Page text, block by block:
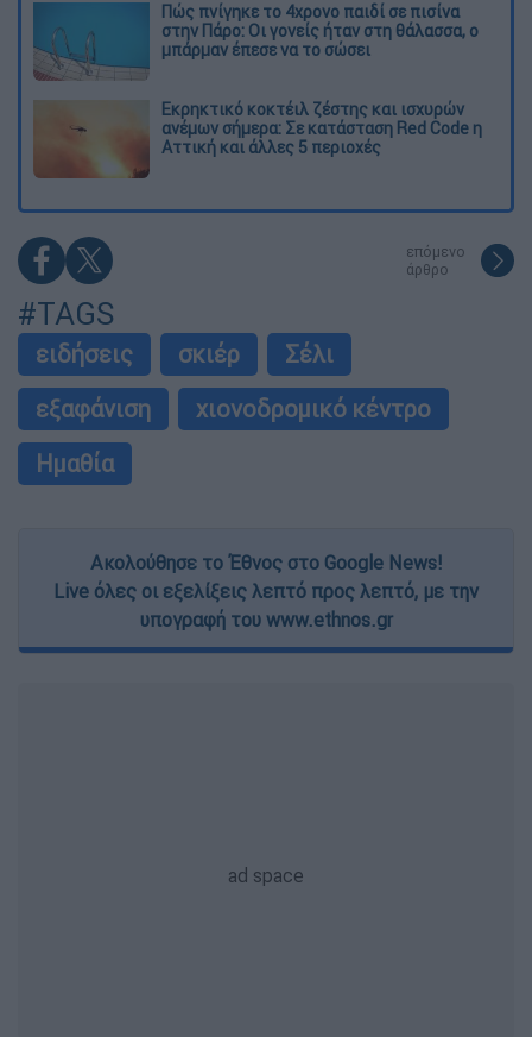
Πώς πνίγηκε το 4χρονο παιδί σε πισίνα
στην Πάρο: Οι γονείς ήταν στη θάλασσα, ο
μπάρμαν έπεσε να το σώσει
Εκρηκτικό κοκτέιλ ζέστης και ισχυρών
ανέμων σήμερα: Σε κατάσταση Red Code η
Αττική και άλλες 5 περιοχές
επόμενο
άρθρο
#TAGS
ειδήσεις σκιέρ
Σέλι
εξαφάνιση
χιονοδρομικό κέντρο
Ημαθία
Ακολούθησε το Έθνος στο Google News!
Live όλες οι εξελίξεις λεπτό προς λεπτό, με την
υπογραφή του www.ethnos.gr